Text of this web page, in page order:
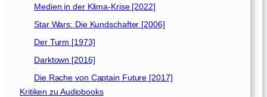
Medien in der Klima-Krise [2022]
Star Wars: Die Kundschafter [2006]
Der Turm [1973]
Darktown [2016]
Die Rache von Captain Future [2017]
Kritiken zu Audiobooks